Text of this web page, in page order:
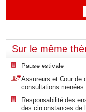
Sur le même
Pause estivale
Assureurs et Cour de
consultations
Responsabilité des
des circonstances de